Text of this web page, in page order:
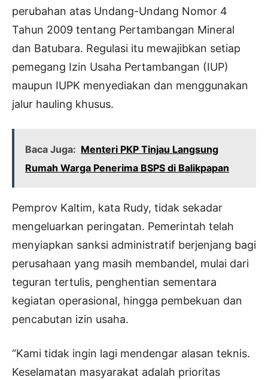
perubahan atas Undang-Undang Nomor 4
Tahun 2009 tentang Pertambangan Mineral
dan Batubara. Regulasi itu mewajibkan setiap
pemegang Izin Usaha Pertambangan (IUP)
maupun IUPK menyediakan dan menggunakan
jalur hauling khusus.
Baca Juga: Menteri PKP Tinjau Langsung
Rumah Warga Penerima BSPS di Balikpapan
Pemprov Kaltim, kata Rudy, tidak sekadar
mengeluarkan peringatan. Pemerintah telah
menyiapkan sanksi administratif berjenjang bagi
perusahaan yang masih membandel, mulai dari
teguran tertulis, penghentian sementara
kegiatan operasional, hingga pembekuan dan
pencabutan izin usaha.
“Kami tidak ingin lagi mendengar alasan teknis.
Keselamatan masyarakat adalah prioritas